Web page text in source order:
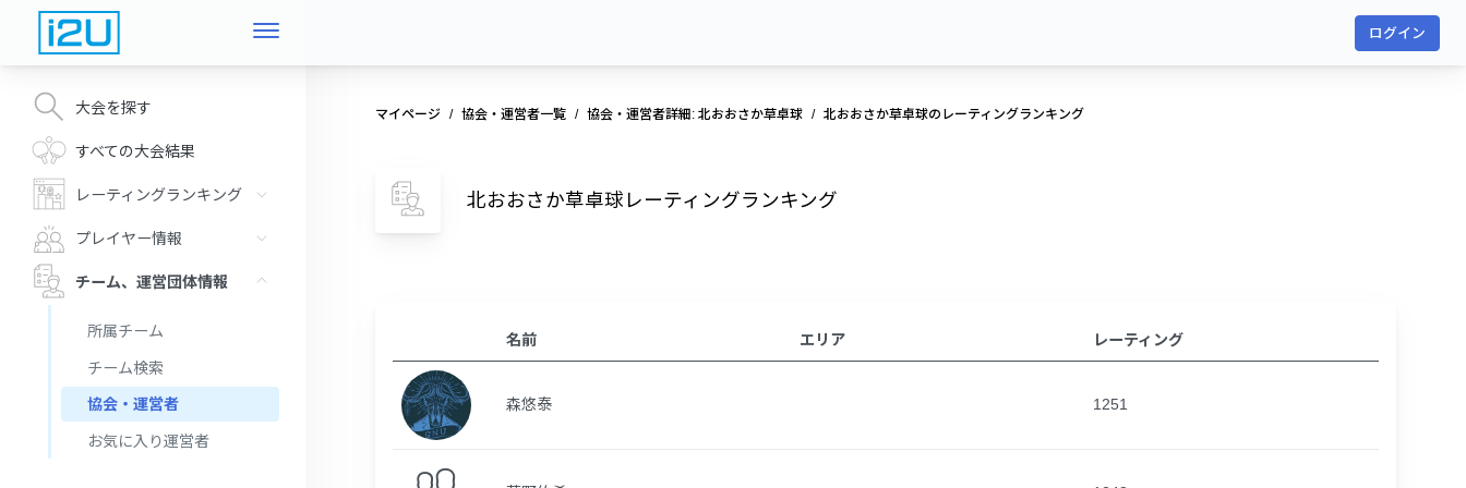
ログイン
大会を探す
すべての大会結果
レーティングランキング
プレイヤー情報
チーム、運営団体情報
所属チーム
チーム検索
協会・運営者
お気に入り運営者
マイページ 協会・運営者一覧 協会・運営者詳細: 北おおさか草卓球 北おおさか草卓球のレーティングランキング
北おおさか草卓球レーティングランキング
名前 エリア レーティング
森悠泰 1251